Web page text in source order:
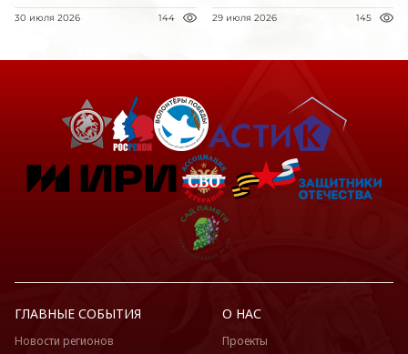
30 июля 2026 144 29 июля 2026 145
ГЛАВНЫЕ СОБЫТИЯ
Новости регионов
О НАС
Проекты